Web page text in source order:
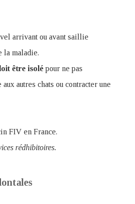
arrivant ou avant saillie
la maladie.
être isolé pour ne pas
autres chats ou contracter une
FIV en France.
rédhibitoires.